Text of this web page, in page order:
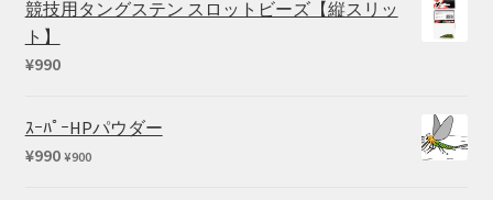
競技用タングステン スロットビーズ【縦スリッ
ト】
¥990
ｽｰﾊﾟｰHPパウダー
¥990 ¥900